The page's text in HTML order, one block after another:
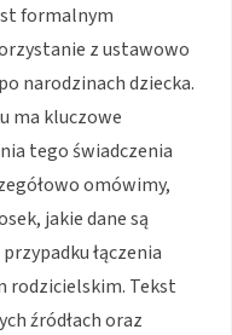
formalnym
z ustawowo
narodzinach dziecka.
ma kluczowe
tego świadczenia
omówimy,
jakie dane są
łączenia
rodzicielskim. Tekst
źródłach oraz